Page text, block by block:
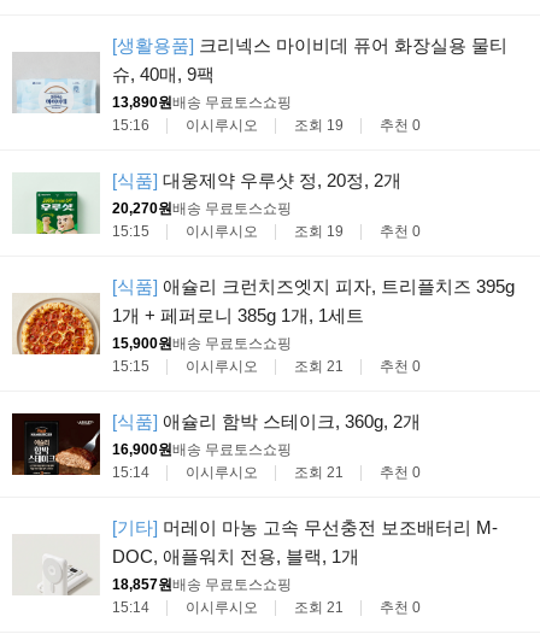
[생활용품] 크리넥스 마이비데 퓨어 화장실용 물티
슈, 40매, 9팩
13,890원배송 무료토스쇼핑
15:16
이시루시오 조회 19 추천 0
[식품] 대웅제약 우루샷 정, 20정, 2개
20,270원배송 무료토스쇼핑
15:15
이시루시오 조회 19 추천 0
[식품] 애슐리 크런치즈엣지 피자, 트리플치즈 395g
1개 + 페퍼로니 385g 1개, 1세트
15,900원배송 무료토스쇼핑
15:15
이시루시오 조회 21 추천 0
[식품] 애슐리 함박 스테이크, 360g, 2개
16,900원배송 무료토스쇼핑
15:14
이시루시오 조회 21 추천 0
[기타] 머레이 마농 고속 무선충전 보조배터리 M-
DOC, 애플워치 전용, 블랙, 1개
18,857원배송 무료토스쇼핑
15:14
이시루시오 조회 21 추천 0